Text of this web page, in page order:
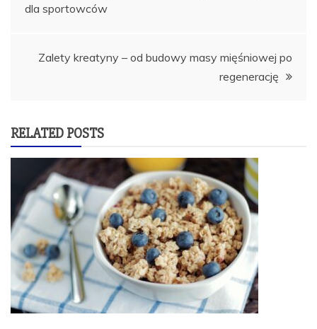
wpisu
dla sportowców
Zalety kreatyny – od budowy masy mięśniowej po
regenerację
RELATED POSTS